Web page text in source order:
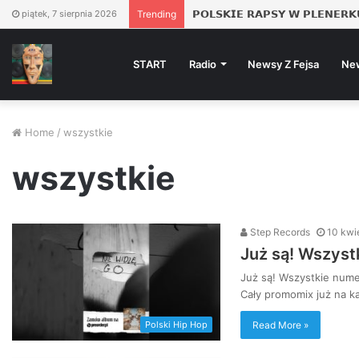
piątek, 7 sierpnia 2026 Trending 𝗣𝗢𝗟𝗦𝗞𝗜𝗘 𝗥𝗔𝗣𝗦𝗬 𝗪
START Radio Newsy Z Fejsa
Home / wszystkie
wszystkie
Polski Hip Hop
Step Records 10
Już są!
Już są! Wszystkie
Cały promomix już na
Read More »